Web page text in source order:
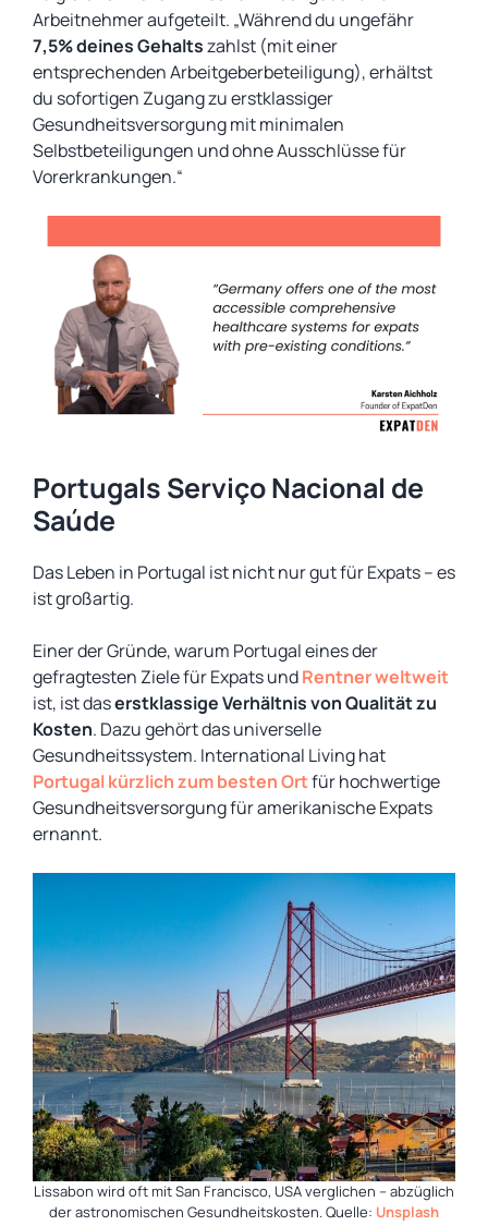
Arbeitnehmer aufgeteilt. „Während du ungefähr
7,5% deines Gehaltszahlst (mit einer
entsprechenden Arbeitgeberbeteiligung), erhältst
du sofortigen Zugang zu erstklassiger
Gesundheitsversorgung mit minimalen
Selbstbeteiligungen und ohne Ausschlüsse für
Vorerkrankungen.“
Portugals Serviço Nacional de
Saúde
Das Leben in Portugal ist nicht nur gut für Expats – es
ist großartig.
Einer der Gründe, warum Portugal eines der
gefragtesten Ziele für Expats undRentner weltweit
ist, ist daserstklassige Verhältnis von Qualität zu
Kosten. Dazu gehört das universelle
Gesundheitssystem. International Living hat
Portugal kürzlich zum besten Ortfür hochwertige
Gesundheitsversorgung für amerikanische Expats
ernannt.
Lissabon wird oft mit San Francisco, USA verglichen – abzüglich
der astronomischen Gesundheitskosten. Quelle: Unsplash